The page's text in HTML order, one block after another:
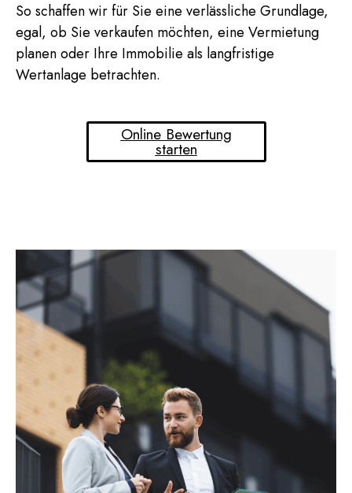
So schaffen wir für Sie eine verlässliche Grundlage,
egal, ob Sie verkaufen möchten, eine Vermietung
planen oder Ihre Immobilie als langfristige
Wertanlage betrachten.
Online Bewertung
starten